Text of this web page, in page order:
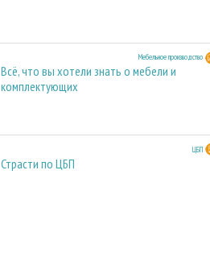
Мебельное производство
Всё, что вы хотели знать о мебели и
комплектующих
ЦБП
Страсти по ЦБП